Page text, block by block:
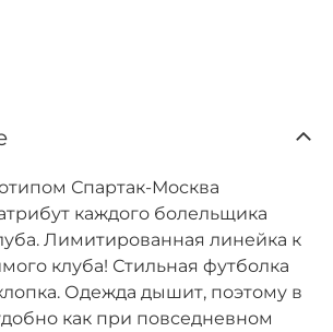
Спартак-Москва
каждого болельщика
Лимитированная линейка к
клуба! Стильная футболка
Одежда дышит, поэтому в
как при повседневном